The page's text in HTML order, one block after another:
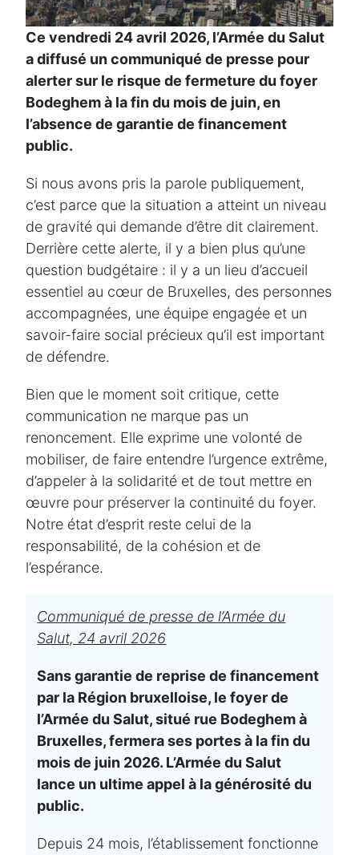
Ce vendredi 24 avril 2026, l’Armée du Salut
a diffusé un communiqué de presse pour
alerter sur le risque de fermeture du foyer
Bodeghem à la fin du mois de juin, en
l’absence de garantie de financement
public.
Si nous avons pris la parole publiquement,
c’est parce que la situation a atteint un niveau
de gravité qui demande d’être dit clairement.
Derrière cette alerte, il y a bien plus qu’une
question budgétaire : il y a un lieu d’accueil
essentiel au cœur de Bruxelles, des personnes
accompagnées, une équipe engagée et un
savoir-faire social précieux qu’il est important
de défendre.
Bien que le moment soit critique, cette
communication ne marque pas un
renoncement. Elle exprime une volonté de
mobiliser, de faire entendre l’urgence extrême,
d’appeler à la solidarité et de tout mettre en
œuvre pour préserver la continuité du foyer.
Notre état d’esprit reste celui de la
responsabilité, de la cohésion et de
l’espérance.
Communiqué de presse de l’Armée du
Salut, 24 avril 2026
Sans garantie de reprise de financement
par la Région bruxelloise, le foyer de
l’Armée du Salut, situé rue Bodeghem à
Bruxelles, fermera ses portes à la fin du
mois de juin 2026. L’Armée du Salut
lance un ultime appel à la générosité du
public.
Depuis 24 mois, l’établissement fonctionne